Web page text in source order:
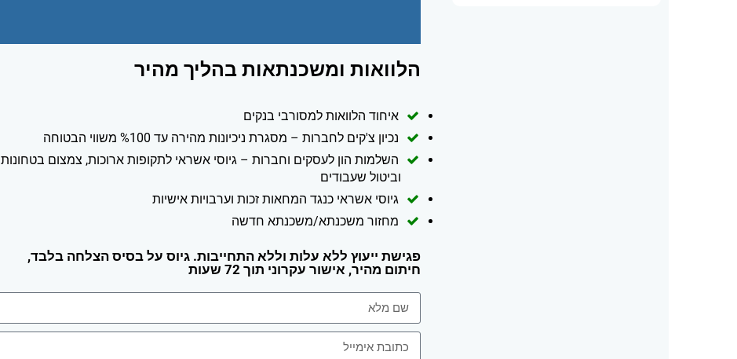
הלוואות ומשכנתאות בהליך מהיר
איחוד הלוואות למסורבי בנקים
נכיון צ'קים לחברות – מסגרת ניכיונות מהירה עד %100 משווי הבטוחה
השלמות הון לעסקים וחברות – גיוסי אשראי לתקופות ארוכות, צמצום בטחונות
וביטול שעבודים
גיוסי אשראי כנגד המחאות זכות וערבויות אישיות
מחזור משכנתא/משכנתא חדשה
פגישת ייעוץ ללא עלות וללא התחייבות. גיוס על בסיס הצלחה בלבד,
חיתום מהיר, אישור עקרוני תוך 72 שעות